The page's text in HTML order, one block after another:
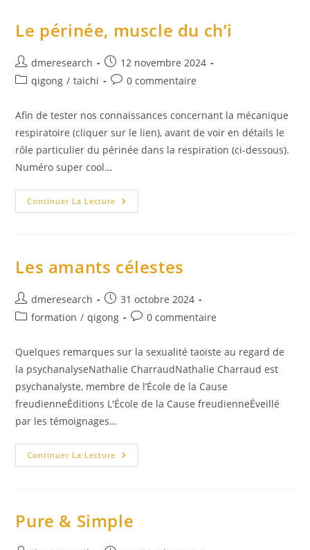
Le périnée, muscle du ch’i
Auteur/autrice
de
dmeresearch
Publication
publiée :
12 novembre 2024
Postqigong / taichi
Commentaires
publication :
0 commentaire
Afin de tester nos connaissances concernant la mécanique
respiratoire (cliquer sur le lien), avant de voir en détails le
rôle particulier du périnée dans la respiration (ci-dessous).
Numéro super cool…
Continuer La Lecture Le
Périnée,
Les amants célestes
Auteur/autrice
de
dmeresearch
Publication
publiée :
31 octobre 2024
Postformation / qigong
Commentaires
la
publication :
0 commentaire
Quelques remarques sur la sexualité taoïste au regard de
la psychanalyseNathalie CharraudNathalie Charraud est
psychanalyste, membre de l’École de la Cause
freudienneÉditions L'École de la Cause freudienneÉveillé
par les témoignages…
Continuer La Lecture Les
Amants
Pure & Simple